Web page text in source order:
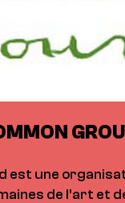
est une
de l’art et